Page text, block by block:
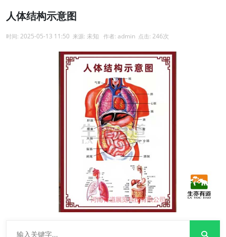
人体结构示意图
时间: 2025-05-13 11:50 来源: 未知 作者: admin 点击: 246次